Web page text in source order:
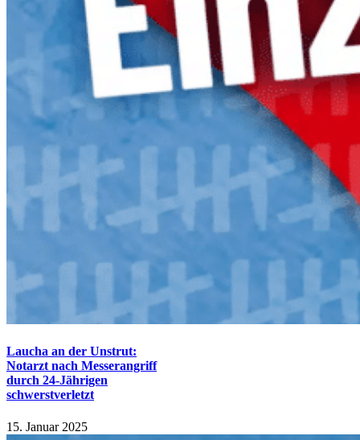
Laucha an der Unstrut:
Notarzt nach Messerangriff
durch 24-Jährigen
schwerstverletzt
15. Januar 2025